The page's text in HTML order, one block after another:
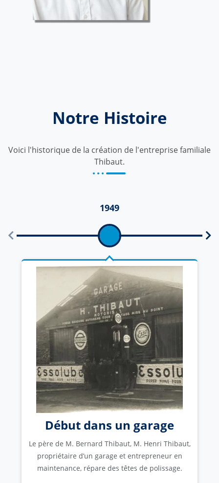
Notre Histoire
Voici l'historique de la création de l'entreprise familiale
Thibaut.
1949
Début dans un garage
Le père de M. Bernard Thibaut, M. Henri Thibaut,
propriétaire d’un garage et entrepreneur en
maintenance, répare des têtes de polissage.